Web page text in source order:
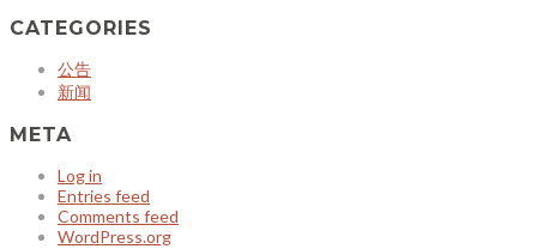
CATEGORIES
公告
新闻
META
Log in
Entries feed
Comments feed
WordPress.org